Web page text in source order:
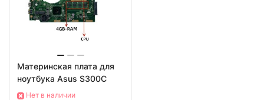
Материнская плата для
ноутбука Asus S300C
Нет в наличии